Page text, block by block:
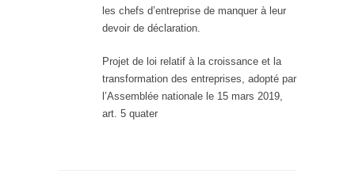
les chefs d’entreprise de manquer à leur
devoir de déclaration.
Projet de loi relatif à la croissance et la
transformation des entreprises, adopté par
l’Assemblée nationale le 15 mars 2019,
art. 5 quater